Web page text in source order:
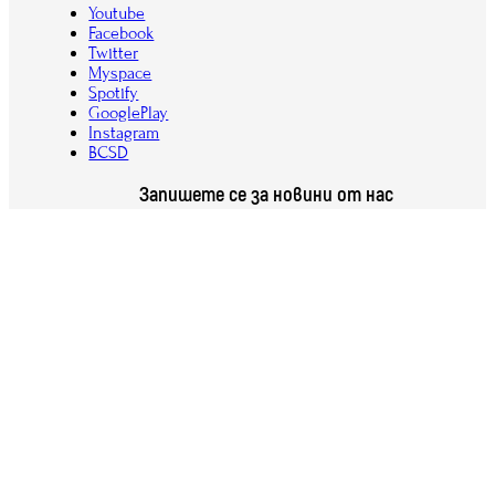
Youtube
Facebook
Twitter
Myspace
Spotify
GooglePlay
Instagram
BCSD
Запишете се за новини от нас